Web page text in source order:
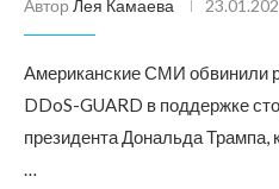
Автор Лея Камаева
Американские СМИ обвинили
DDoS-GUARD в поддержке
президента Дональда Трампа,
…